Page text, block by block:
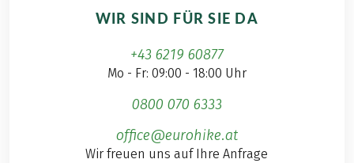
WIR SIND FÜR SIE DA
+43 6219 60877
Mo - Fr: 09:00 - 18:00 Uhr
0800 070 6333
office@eurohike.at
Wir freuen uns auf Ihre Anfrage